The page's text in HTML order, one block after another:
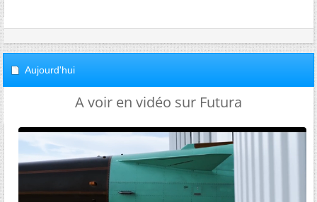
Aujourd'hui
A voir en vidéo sur Futura